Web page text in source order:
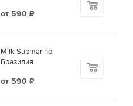
от 590 ₽
Milk Submarine
Бразилия
от 590 ₽